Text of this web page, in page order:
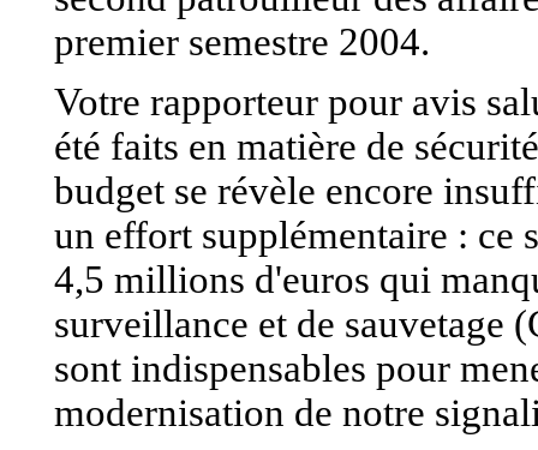
premier semestre 2004.
Votre rapporteur pour avis
été faits en matière de
budget se révèle encore
un effort supplémentaire : ce
4,5 millions d'euros qui
surveillance et de sauvetage
sont indispensables pour
modernisation de notre